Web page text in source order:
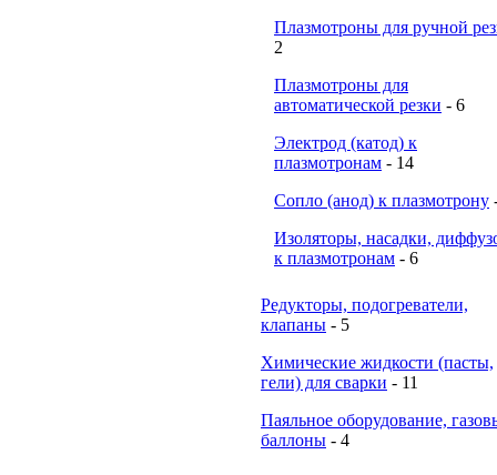
Плазмотроны для ручной
2
Плазмотроны для
автоматической резки - 6
Электрод (катод) к
плазмотронам - 14
Сопло (анод) к плазмотрону
Изоляторы, насадки,
к плазмотронам - 6
Редукторы, подогреватели,
клапаны - 5
Химические жидкости (пасты,
гели) для сварки - 11
Паяльное оборудование,
баллоны - 4